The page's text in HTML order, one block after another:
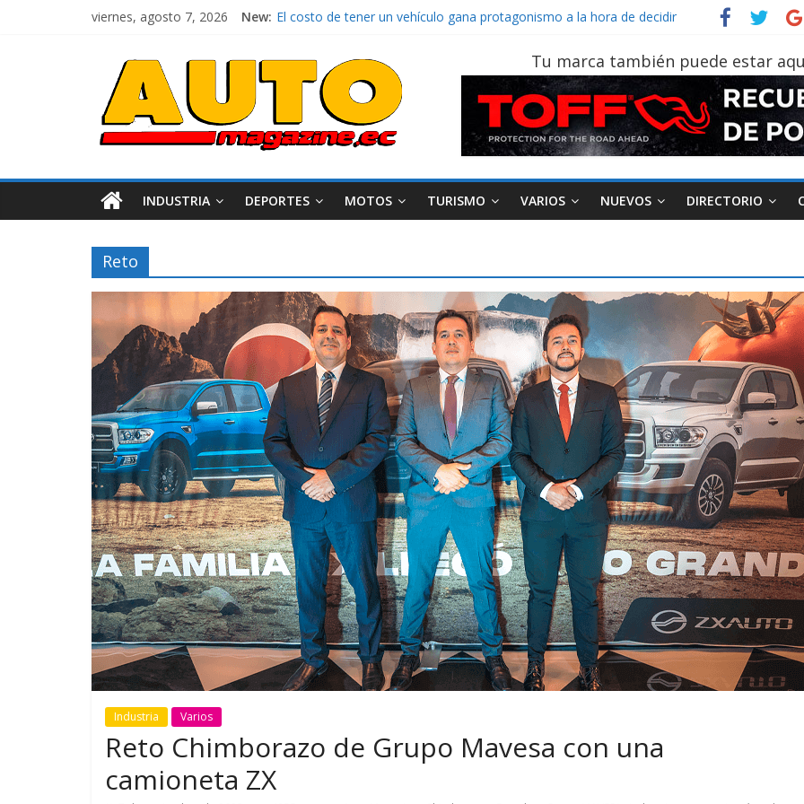
viernes, agosto 7, 2026 New: El costo de tener un vehículo gana protagonismo a la hora de decidir
¿Qué puede pasar con tu vehículo si permanece varios días sin usar?
La Vuelta al Ecuador 2026, edición 47ª, recorre 7 provincias en 8 días
La FEDAK recibe 12 Sinotruk Bolden para cubrir las rutas de La Vuelta
Tu marca también puede estar
INDUSTRIA DEPORTES MOTOS TURISMO VARIOS NUEVOS DIRECTORIO
Reto
Industria Varios
Reto Chimborazo de Grupo Mavesa con una
camioneta ZX
Movilidad Varios
GM reafirma su
compromiso con movilidad
más segura y conectada
Movilidad Turismo Varios
¿Qué puede pasar con tu
vehículo si permanece
varios días sin usar?
AEADE Industria Motociclismo
Movilidad
Campaña busca cambiar
destino de los
en la región